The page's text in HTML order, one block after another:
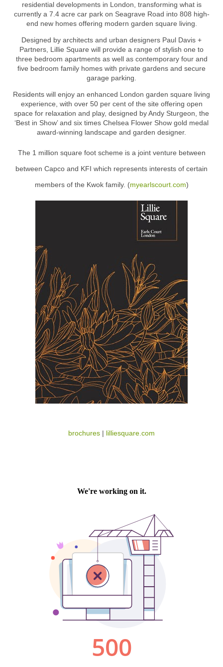
residential developments in London, transforming what is
currently a 7.4 acre car park on Seagrave Road into 808 high-
end new homes offering modern garden square living.
Designed by architects and urban designers Paul Davis +
Partners, Lillie Square will provide a range of stylish one to
three bedroom apartments as well as contemporary four and
five bedroom family homes with private gardens and secure
garage parking.
Residents will enjoy an enhanced London garden square living
experience, with over 50 per cent of the site offering open
space for relaxation and play, designed by Andy Sturgeon, the
‘Best in Show’ and six times Chelsea Flower Show gold medal
award-winning landscape and garden designer.
The 1 million square foot scheme is a joint venture between
between Capco and KFI which represents interests of certain
members of the Kwok family. (myearlscourt.com)
brochures | lilliesquare.com